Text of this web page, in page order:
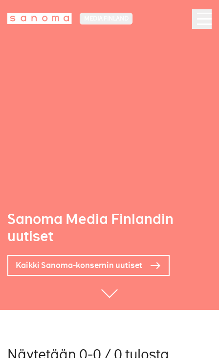
Sanoma Media Finlandin
uutiset
Kaikki Sanoma-konsernin uutiset